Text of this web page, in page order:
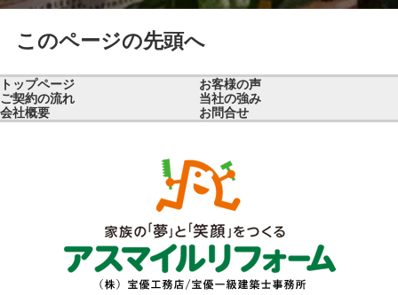
このページの先頭へ
トップページ
お客様の声
ご契約の流れ
当社の強み
会社概要
お問合せ